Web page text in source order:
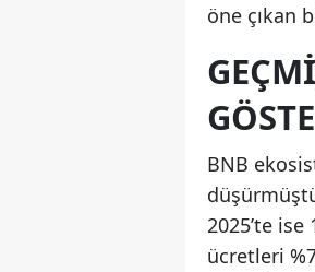
öne çıkan
BNB
2025’te
ücretleri